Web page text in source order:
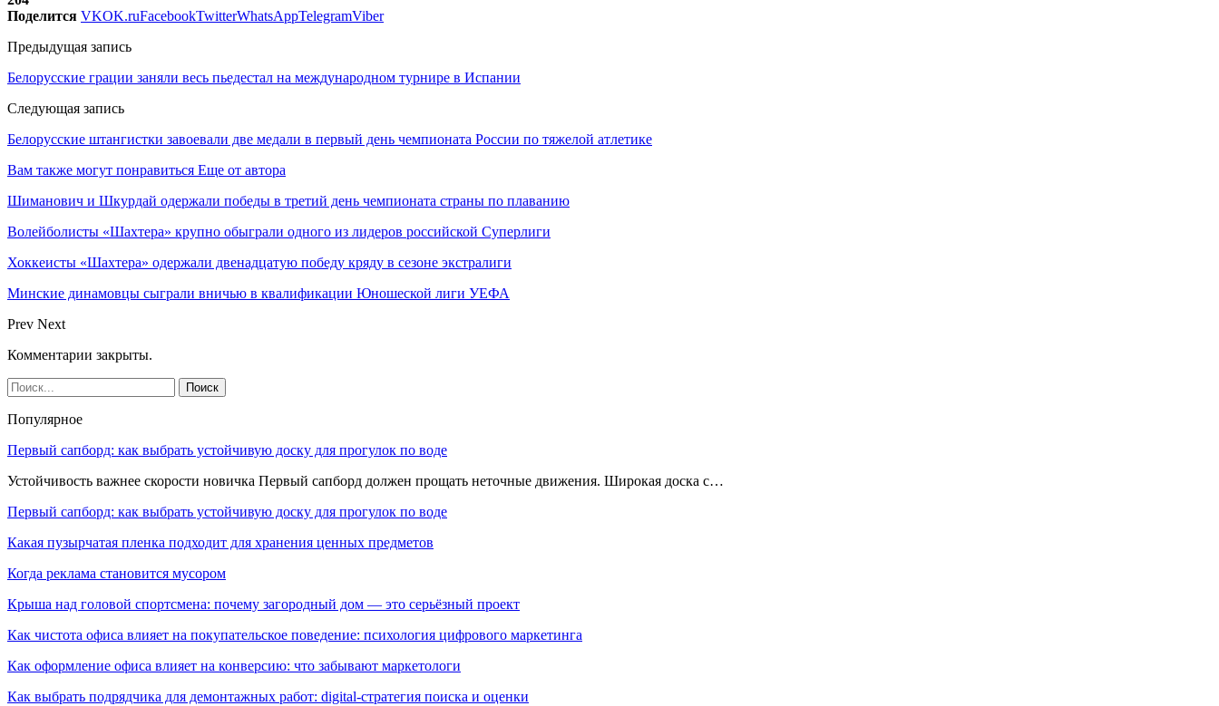
Поделится VKOK.ruFacebookTwitterWhatsAppTelegramViber
Предыдущая запись
Белорусские грации заняли весь пьедестал на международном турнире в Испании
Следующая запись
Белорусские штангистки завоевали две медали в первый день чемпионата России по тяжелой атлетике
Вам также могут понравиться Еще от автора
Шиманович и Шкурдай одержали победы в третий день чемпионата страны по плаванию
Волейболисты «Шахтера» крупно обыграли одного из лидеров российской Суперлиги
Хоккеисты «Шахтера» одержали двенадцатую победу кряду в сезоне экстралиги
Минские динамовцы сыграли вничью в квалификации Юношеской лиги УЕФА
Prev Next
Комментарии закрыты.
Популярное
Первый сапборд: как выбрать устойчивую доску для прогулок по воде
Устойчивость важнее скорости новичка Первый сапборд должен прощать неточные движения. Широкая доска с…
Первый сапборд: как выбрать устойчивую доску для прогулок по воде
Какая пузырчатая пленка подходит для хранения ценных предметов
Когда реклама становится мусором
Крыша над головой спортсмена: почему загородный дом — это серьёзный проект
Как чистота офиса влияет на покупательское поведение: психология цифрового маркетинга
Как оформление офиса влияет на конверсию: что забывают маркетологи
Как выбрать подрядчика для демонтажных работ: digital-стратегия поиска и оценки